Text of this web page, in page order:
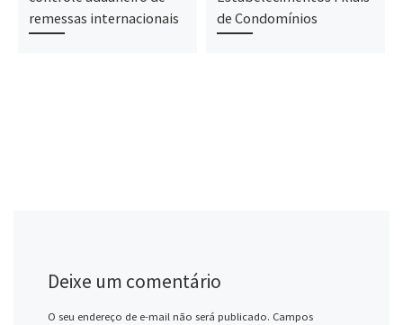
remessas internacionais
de Condomínios
Deixe um comentário
O seu endereço de e-mail não será publicado. Campos